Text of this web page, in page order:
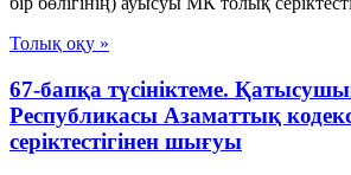
Толық оқу »
67-бапқа түсініктеме.
Республикасы Азаматтық
серіктестігінен шығуы